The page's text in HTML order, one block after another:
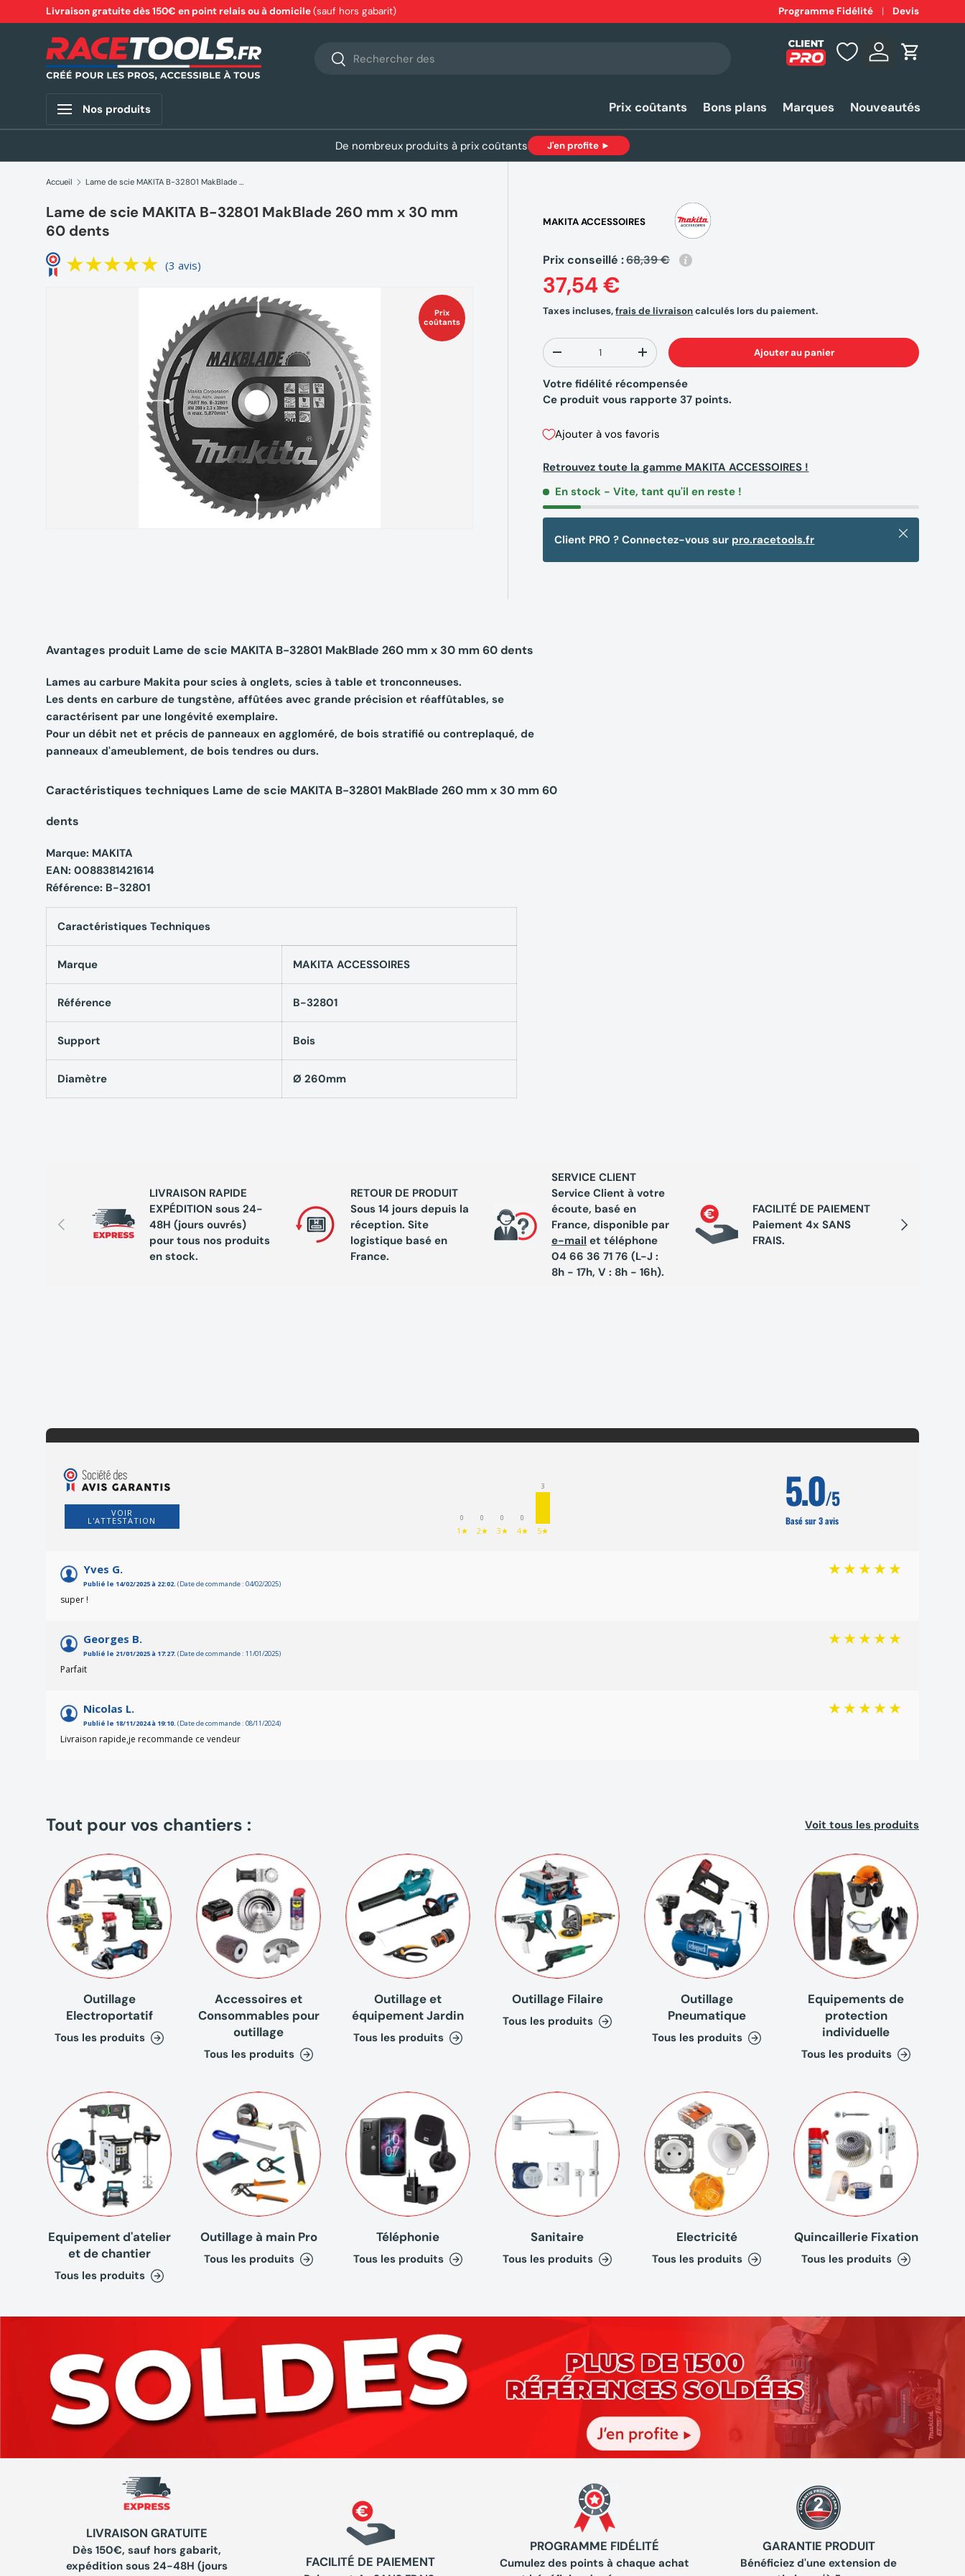
Aller au contenu
Livraison gratuite dès 150€ en point relais ou à domicile(sauf hors gabarit) Expéditionrapide 24-48h*
Programme Fidélité Devis
Recherche
Rechercher Se connecter
Panier
Nos produits Prix coûtants Bons plans Marques Nouveautés
De nombreux produits à prix coûtants J'en profite ►
Accueil Lame de scie MAKITA B-32801 MakBlade 260 mm x 30 mm 60 dents
Lame de scie MAKITA B-32801 MakBlade 260 mm x 30 mm
60 dents
(3 avis)
Prix
coûtants
MAKITA ACCESSOIRES
Prix conseillé :68,39 €
37,54 €
Taxes incluses,frais de livraisoncalculés lors du paiement.
Qté
-
+ Ajouter au panier
Votre fidélité récompensée
Ce produit vous rapporte37 points.
Ajouter à vos favoris
Retrouvez toute la gamme MAKITA ACCESSOIRES !
En stock - Vite, tant qu'il en reste !
Client PRO ? Connectez-vous sur pro.racetools.fr Fermer
Avantages produit Lame de scie MAKITA B-32801 MakBlade 260 mm x 30 mm 60 dents
Lames au carbure Makita pour scies à onglets, scies à table et tronconneuses.
Les dents en carbure de tungstène, affûtées avec grande précision et réaffûtables, se
caractérisent par une longévité exemplaire.
Pour un débit net et précis de panneaux en aggloméré, de bois stratifié ou contreplaqué, de
panneaux d'ameublement, de bois tendres ou durs.
Caractéristiques techniques Lame de scie MAKITA B-32801 MakBlade 260 mm x 30 mm 60
dents
Marque: MAKITA
EAN: 0088381421614
Référence: B-32801
Caractéristiques Techniques
Marque MAKITA ACCESSOIRES
Référence B-32801
Support Bois
Diamètre Ø 260mm
Précédent Suivant
LIVRAISON RAPIDE
EXPÉDITION sous 24-
48H (jours ouvrés)
pour tous nos produits
en stock.
RETOUR DE PRODUIT
Sous 14 jours depuis la
réception. Site
logistique basé en
France.
SERVICE CLIENT
Service Client à votre
écoute, basé en
France, disponible par
e-mail et téléphone
04 66 36 71 76 (L-J :
8h - 17h, V : 8h - 16h).
FACILITÉ DE PAIEMENT
Paiement 4x SANS
FRAIS.
VOIR
L'ATTESTATION 0
1★
0
2★
0
3★
0
4★
3
5★
5.0/5
Basé sur 3 avis
Yves G.
Publié le 14/02/2025 à 22:02. (Date de commande : 04/02/2025)
super !
Georges B.
Publié le 21/01/2025 à 17:27. (Date de commande : 11/01/2025)
Parfait
Nicolas L.
Publié le 18/11/2024 à 19:10. (Date de commande : 08/11/2024)
Livraison rapide,je recommande ce vendeur
Tout pour vos chantiers : Voit tous les produits
Outillage
Electroportatif
Tous les produits
Accessoires et
Consommables pour
outillage
Tous les produits
Outillage et
équipement Jardin
Tous les produits
Outillage Filaire
Tous les produits
Outillage
Pneumatique
Tous les produits
Equipements de
protection
individuelle
Tous les produits
Equipement d'atelier
et de chantier
Tous les produits
Outillage à main Pro
Tous les produits
Téléphonie
Tous les produits
Sanitaire
Tous les produits
Electricité
Tous les produits
Quincaillerie Fixation
Tous les produits
LIVRAISON GRATUITE
Dès 150€, sauf hors gabarit,
expédition sous 24-48H (jours
FACILITÉ DE PAIEMENT
PROGRAMME FIDÉLITÉ
Cumulez des points à chaque achat
GARANTIE PRODUIT
Bénéficiez d'une extension de